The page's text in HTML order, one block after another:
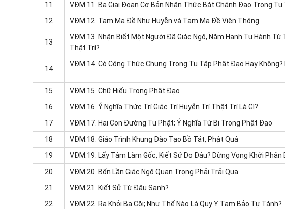
11
VĐM.11. Ba Giai Đoạn Cơ Bản Nhận Thức Bát Chánh Đạo Trong Tu
12
VĐM.12. Tam Ma Đề Như Huyễn và Tam Ma Đề Viên Thông
13
VĐM.13. Nhận Biết Một Người Đã Giác Ngộ, Năm Hạnh Tu Hành
Thật Trí?
14
VĐM.14. Có Công Thức Chung Trong Tu Tập Phật Đạo Hay
15
VĐM.15. Chữ Hiếu Trong Phật Đạo
16
VĐM.16. Ý Nghĩa Thức Trí Giác Trí Huyễn Trí Thật Trí Là Gì?
17
VĐM.17. Hai Con Đường Tu Phật; Ý Nghĩa Từ Bi Trong Phật Đạo
18
VĐM.18. Giáo Trình Khung Đào Tạo Bồ Tát, Phật Quả
19
VĐM.19. Lấy Tâm Làm Gốc, Kiết Sử Do Đâu? Dừng Vọng Khởi Phân
20
VĐM.20. Bốn Lần Giác Ngộ Quan Trọng Phải Trải Qua
21
VĐM.21. Kiết Sử Từ Đâu Sanh?
22
VĐM.22. Ra Khỏi Ba Cõi; Như Thế Nào Là Quy Y Tam Bảo Tự Tánh?